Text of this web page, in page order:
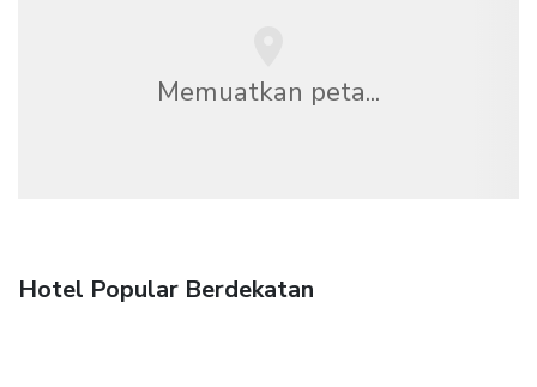
Memuatkan peta...
Hotel Popular Berdekatan